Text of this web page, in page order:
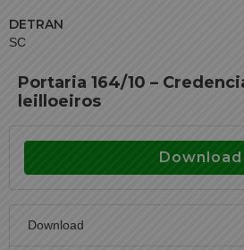
DETRAN
SC
Portaria 164/10 –
leilloeiros
Download
Download